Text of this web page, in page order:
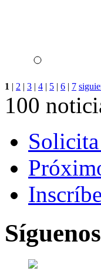
1 | 2 | 3 | 4 | 5 | 6 | 7
100